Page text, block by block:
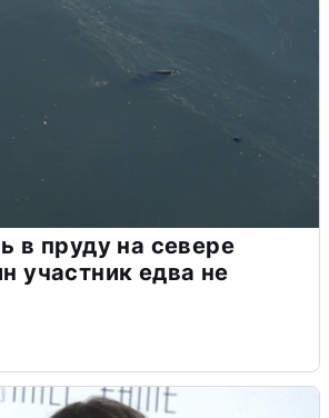
в пруду на севере
участник едва не